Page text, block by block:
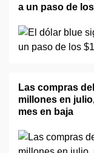
a un paso de
Las compras
millones en
mes en baja